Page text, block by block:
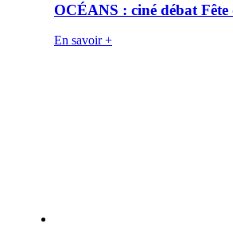
OCÉANS : ciné débat Fête
En savoir +